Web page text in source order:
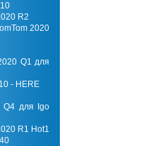
R2
2020
Q1 для
- HERE
Q4 для Igo
R1 Hot1